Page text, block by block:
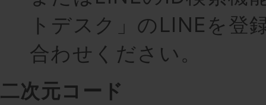
トデスク」のLINEを登
合わせください。
二次元コード